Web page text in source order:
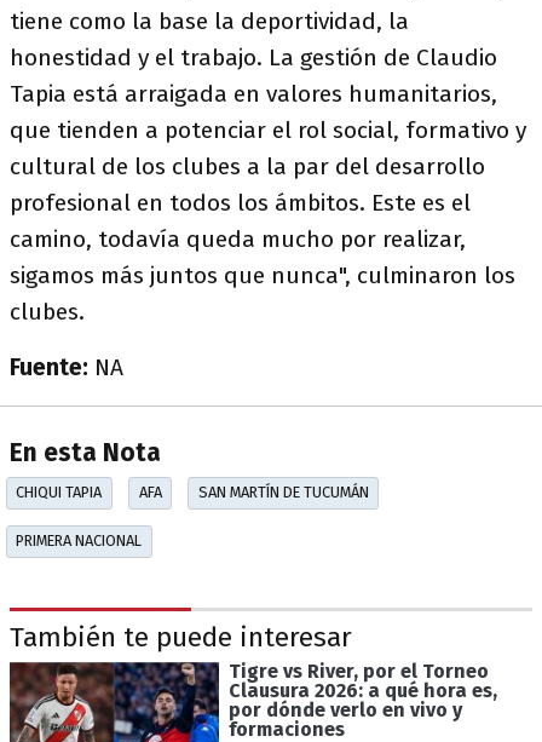
tiene como la base la deportividad, la
honestidad y el trabajo. La gestión de Claudio
Tapia está arraigada en valores humanitarios,
que tienden a potenciar el rol social, formativo y
cultural de los clubes a la par del desarrollo
profesional en todos los ámbitos. Este es el
camino, todavía queda mucho por realizar,
sigamos más juntos que nunca", culminaron los
clubes.
Fuente: NA
En esta Nota
CHIQUI TAPIA AFA SAN MARTÍN DE TUCUMÁN
PRIMERA NACIONAL
También te puede interesar
Tigre vs River, por el Torneo
Clausura 2026: a qué hora es,
por dónde verlo en vivo y
formaciones